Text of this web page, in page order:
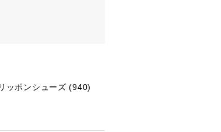
ッポンシューズ (940)